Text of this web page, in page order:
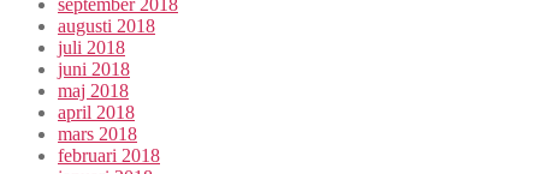
september 2018
augusti 2018
juli 2018
juni 2018
maj 2018
april 2018
mars 2018
februari 2018